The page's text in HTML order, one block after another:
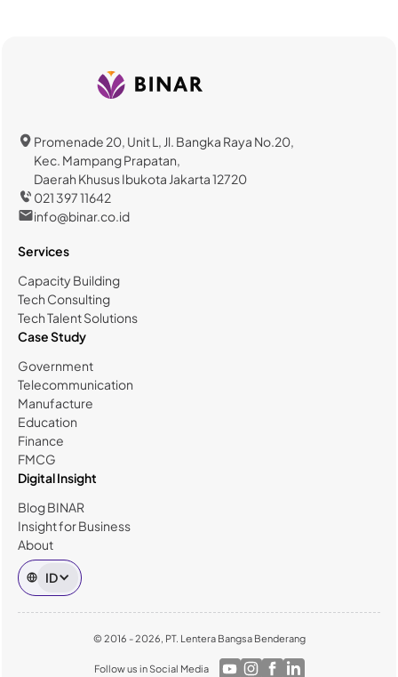
Promenade 20, Unit L, Jl. Bangka Raya No.20,
Kec. Mampang Prapatan,
Daerah Khusus Ibukota Jakarta 12720
021 397 11642
info@binar.co.id
Services
Capacity Building
Tech Consulting
Tech Talent Solutions
Case Study
Government
Telecommunication
Manufacture
Education
Finance
FMCG
Digital Insight
Blog BINAR
Insight for Business
About
ID
© 2016 - 2026, PT. Lentera Bangsa Benderang
Follow us in Social Media